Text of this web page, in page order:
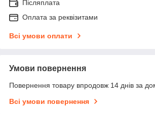
Післяплата
Оплата за реквізитами
Всі умови оплати
Умови повернення
Повернення товару впродовж 14 днів за
Всі умови повернення